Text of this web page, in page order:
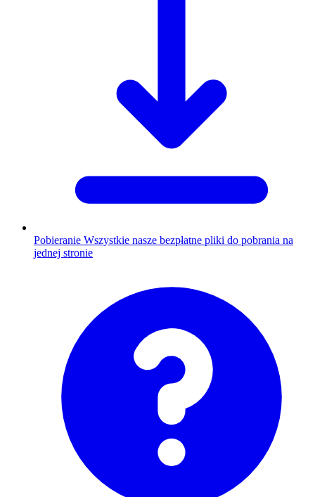
Pobieranie Wszystkie nasze bezpłatne pliki do pobrania na
jednej stronie